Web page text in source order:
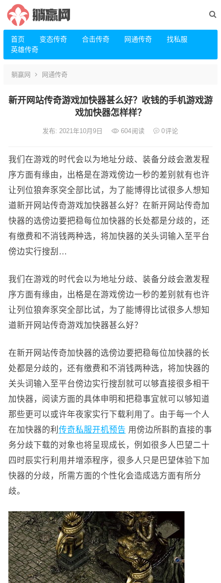
首页 变态传奇 合击传奇 网通传奇
找私服
英雄传奇
躺赢网 网通传奇
新开网站传奇游戏加快器甚么好？收钱的手机游戏游
戏加快器怎样样？
发布: 2021年10月9日 604阅读 0评论
我们在游戏的时代会以为地址分歧、装备分歧会激发程
序方面有缘由，出格是在游戏傍边一秒的差别就有也许
让列位狼奔豕突全部比试，为了能博得比试很多人想知
道新开网站传奇游戏加快器甚么好？在新开网站传奇加
快器的选傍边要把稳每位加快器的长处都是分歧的，还
有缴费和不消钱两种选，将加快器的关头词输入至平台
傍边实行搜刮…
我们在游戏的时代会以为地址分歧、装备分歧会激发程
序方面有缘由，出格是在游戏傍边一秒的差别就有也许
让列位狼奔豕突全部比试，为了能博得比试很多人想知
道新开网站传奇游戏加快器甚么好？
在新开网站传奇加快器的选傍边要把稳每位加快器的长
处都是分歧的，还有缴费和不消钱两种选，将加快器的
关头词输入至平台傍边实行搜刮就可以够直接很多相干
加快器，阅读方面的具体申明和把稳事宜就可以够知道
那些更可以或许年夜家实行下载利用了。由于每一个人
在加快器的利 传奇私服开机预告 用傍边所斟酌直接的事
务分歧下载的对象也将呈现成长，例如很多人巴望二十
四时辰实行利用并增添程序，很多人只是巴望体验下加
快器的分歧，所需方面的个性化会造成选方面有所分
歧。